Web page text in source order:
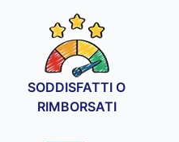
SODDISFATTI O
RIMBORSATI